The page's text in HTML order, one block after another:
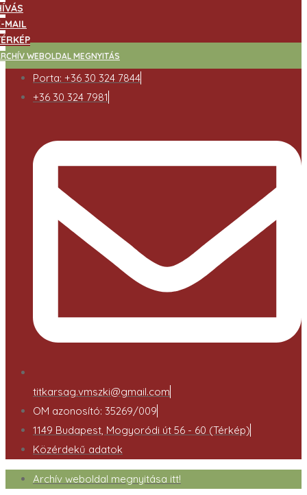
MAIL
WEBOLDAL MEGNYITÁS
Porta: +36 30 324 7844
+36 30 324 7981
titkarsag.vmszki@gmail.com
OM azonosító: 35269/009
1149 Budapest, Mogyoródi út 56 - 60 (Térkép)
Közérdekű adatok
Archív weboldal megnyitása itt!